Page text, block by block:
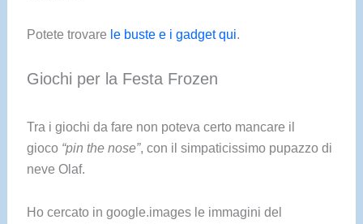
Potete trovare le buste e i gadget qui.
Giochi per la Festa Frozen
Tra i giochi da fare non poteva certo mancare il
gioco “pin the nose”, con il simpaticissimo pupazzo di
neve Olaf.
Ho cercato in google.images le immagini del